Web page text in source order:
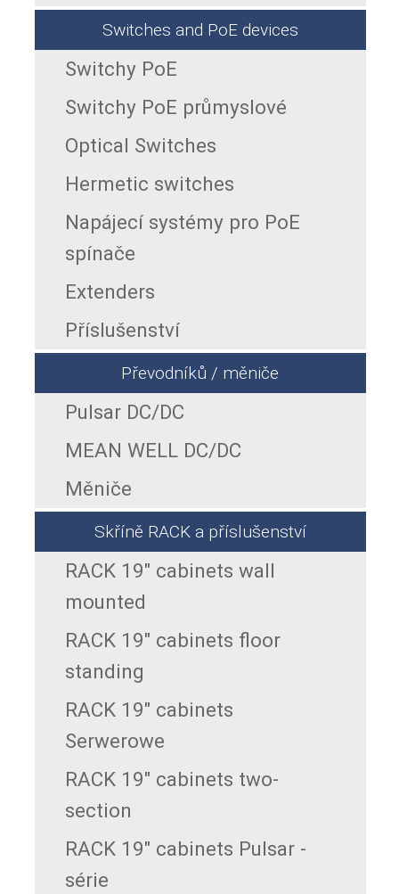
Switches and PoE devices
Switchy PoE
Switchy PoE průmyslové
Optical Switches
Hermetic switches
Napájecí systémy pro PoE
spínače
Extenders
Příslušenství
Převodníků / měniče
Pulsar DC/DC
MEAN WELL DC/DC
Měniče
Skříně RACK a příslušenství
RACK 19" cabinets wall
mounted
RACK 19" cabinets floor
standing
RACK 19" cabinets
Serwerowe
RACK 19" cabinets two-
section
RACK 19" cabinets Pulsar -
série